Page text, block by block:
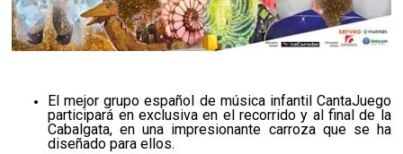
El mejor grupo español de música infantil CantaJuego
participará en exclusiva en el recorrido y al final de la
Cabalgata, en una impresionante carroza que se ha
diseñado para ellos.